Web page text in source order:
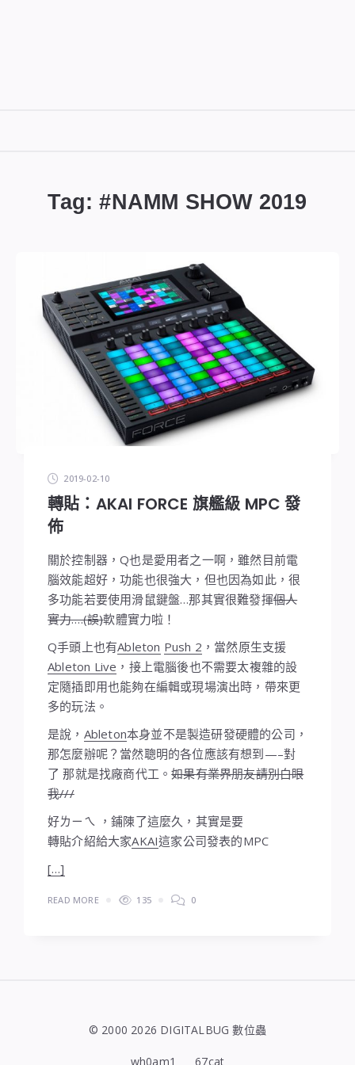
Tag: #NAMM SHOW 2019
2019-02-10
轉貼：AKAI FORCE 旗艦級 MPC 發
佈
關於控制器，Q也是愛用者之一啊，雖然目前電
腦效能超好，功能也很強大，但也因為如此，很
多功能若要使用滑鼠鍵盤…那其實很難發揮個人
實力….(誤)軟體實力啦！
Q手頭上也有Ableton Push 2 ，當然原生支援
Ableton Live ，接上電腦後也不需要太複雜的設
定隨插即用也能夠在編輯或現場演出時，帶來更
多的玩法。
是說， Ableton本身並不是製造研發硬體的公司，
那怎麼辦呢？當然聰明的各位應該有想到—–對
了 那就是找廠商代工。如果有業界朋友請別白眼
我///
好ㄌㄧㄟ ，鋪陳了這麼久，其實是要
轉貼介紹給大家AKAI這家公司發表的MPC
[…]
READ MORE 135 0
© 2000 2026 DIGITALBUG 數位蟲
wh0am1 67cat